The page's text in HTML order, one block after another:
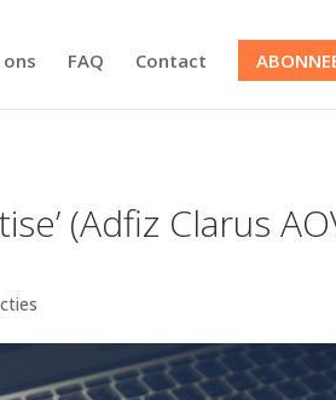
FAQ Contact
(Adfiz Clarus